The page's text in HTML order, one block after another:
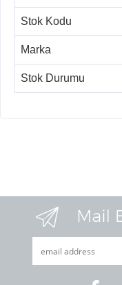
Stok Kodu
Marka
Stok Durumu